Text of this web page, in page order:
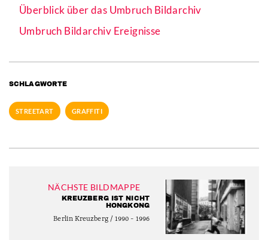
Überblick über das Umbruch Bildarchiv
Umbruch Bildarchiv Ereignisse
SCHLAGWORTE
STREETART GRAFFITI
NÄCHSTE BILDMAPPE
KREUZBERG IST NICHT
HONGKONG
Berlin Kreuzberg / 1990 - 1996